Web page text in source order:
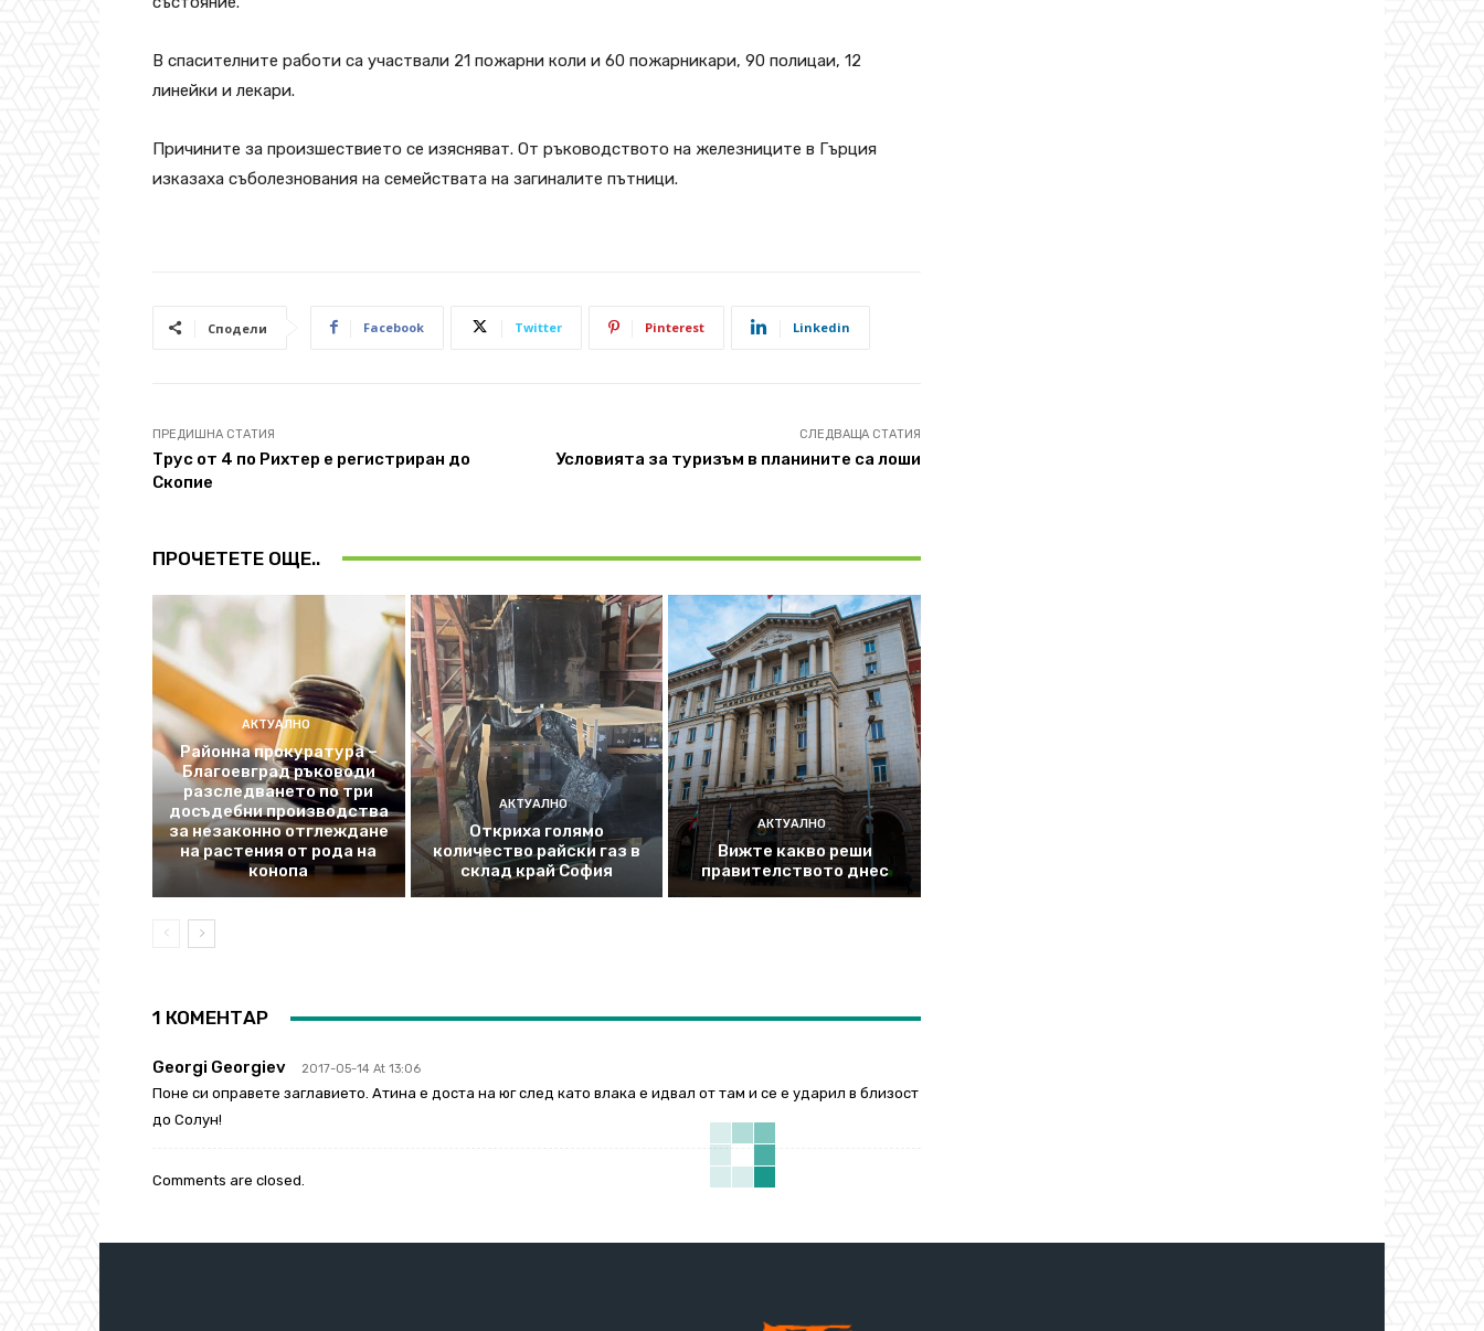
В спасителните работи са участвали 21 пожарни коли и 60 пожарникари, 90 полицаи, 12
линейки и лекари.
Причините за произшествието се изясняват. От ръководството на железниците в Гърция
изказаха съболезнования на семействата на загиналите пътници.
Сподели Facebook Twitter Pinterest Linkedin
ПРЕДИШНА СТАТИЯ
Tрус от 4 по Рихтер е регистриран до
Скопие
СЛЕДВАЩА СТАТИЯ
Условията за туризъм в планините са лоши
ПРОЧЕТЕТЕ ОЩЕ..
АКТУАЛНО
Районна прокуратура –
Благоевград ръководи
разследването по три
досъдебни производства
за незаконно отглеждане
на растения от рода на
конопа
АКТУАЛНО
Откриха голямо
количество райски газ в
склад край София
АКТУАЛНО
Вижте какво реши
правителството днес
1 КОМЕНТАР
Georgi Georgiev 2017-05-14 At 13:06
Поне си оправете заглавието. Атина е доста на юг след като влака е идвал от там и се е ударил в близост
до Солун!
Comments are closed.